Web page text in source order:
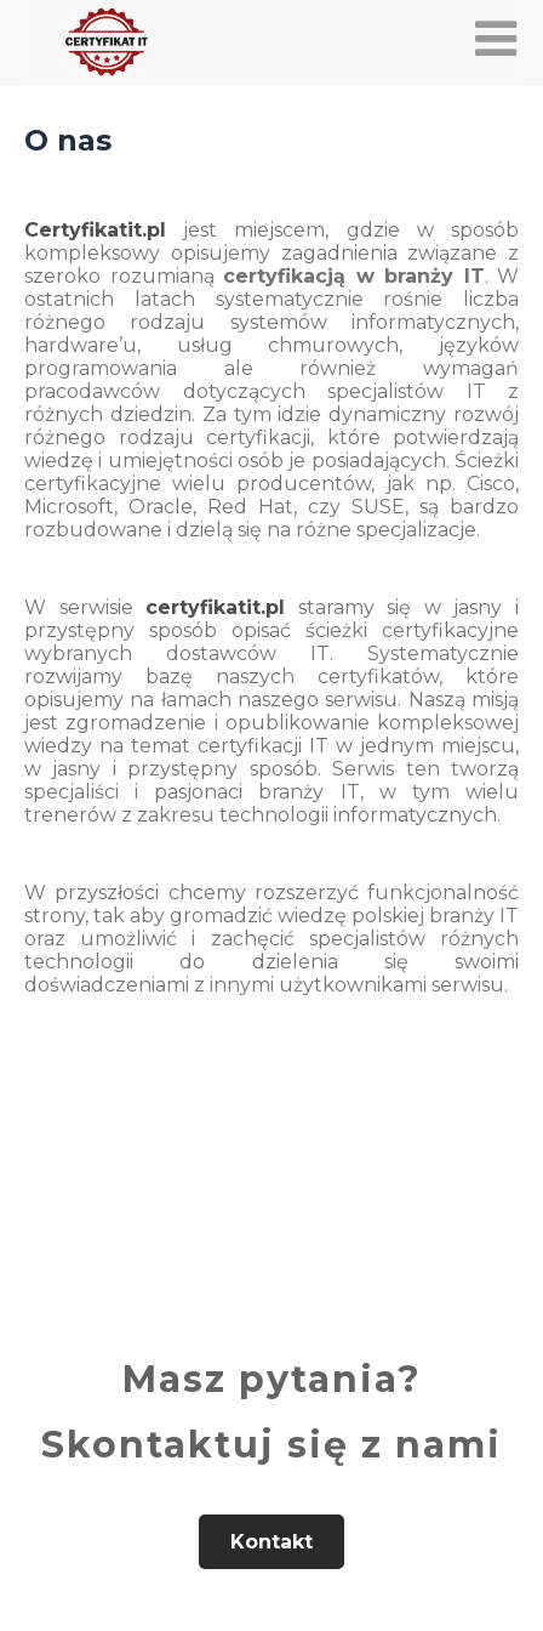
O nas
Certyfikatit.pl jest miejscem, gdzie w sposób
kompleksowy opisujemy zagadnienia związane z
szeroko rozumianą certyfikacją w branży IT. W
ostatnich latach systematycznie rośnie liczba
różnego rodzaju systemów informatycznych,
hardware’u, usług chmurowych, języków
programowania ale również wymagań
pracodawców dotyczących specjalistów IT z
różnych dziedzin. Za tym idzie dynamiczny rozwój
różnego rodzaju certyfikacji, które potwierdzają
wiedzę i umiejętności osób je posiadających. Ścieżki
certyfikacyjne wielu producentów, jak np. Cisco,
Microsoft, Oracle, Red Hat, czy SUSE, są bardzo
rozbudowane i dzielą się na różne specjalizacje.
W serwisie certyfikatit.pl staramy się w jasny i
przystępny sposób opisać ścieżki certyfikacyjne
wybranych dostawców IT. Systematycznie
rozwijamy bazę naszych certyfikatów, które
opisujemy na łamach naszego serwisu. Naszą misją
jest zgromadzenie i opublikowanie kompleksowej
wiedzy na temat certyfikacji IT w jednym miejscu,
w jasny i przystępny sposób. Serwis ten tworzą
specjaliści i pasjonaci branży IT, w tym wielu
trenerów z zakresu technologii informatycznych.
W przyszłości chcemy rozszerzyć funkcjonalność
strony, tak aby gromadzić wiedzę polskiej branży IT
oraz umożliwić i zachęcić specjalistów różnych
technologii do dzielenia się swoimi
doświadczeniami z innymi użytkownikami serwisu.
Masz pytania?
Skontaktuj się z nami
Kontakt